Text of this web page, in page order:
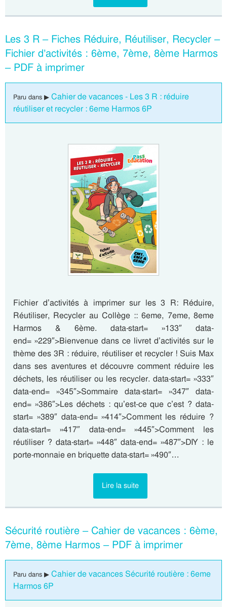
Les 3 R – Fiches Réduire, Réutiliser, Recycler –
Fichier d’activités : 6ème, 7ème, 8ème Harmos
– PDF à imprimer
Paru dans ▶ Cahier de vacances - Les 3 R : réduire
réutiliser et recycler : 6eme Harmos 6P
Fichier d’activités à imprimer sur les 3 R: Réduire,
Réutiliser, Recycler au Collège :: 6eme, 7eme, 8eme
Harmos & 6ème. data-start= »133″ data-
end= »229″>Bienvenue dans ce livret d’activités sur le
thème des 3R : réduire, réutiliser et recycler ! Suis Max
dans ses aventures et découvre comment réduire les
déchets, les réutiliser ou les recycler. data-start= »333″
data-end= »345″>Sommaire data-start= »347″ data-
end= »386″>Les déchets : qu’est-ce que c’est ? data-
start= »389″ data-end= »414″>Comment les réduire ?
data-start= »417″ data-end= »445″>Comment les
réutiliser ? data-start= »448″ data-end= »487″>DIY : le
porte-monnaie en briquette data-start= »490″…
Lire la suite
Sécurité routière – Cahier de vacances : 6ème,
7ème, 8ème Harmos – PDF à imprimer
Paru dans ▶ Cahier de vacances Sécurité routière : 6eme
Harmos 6P